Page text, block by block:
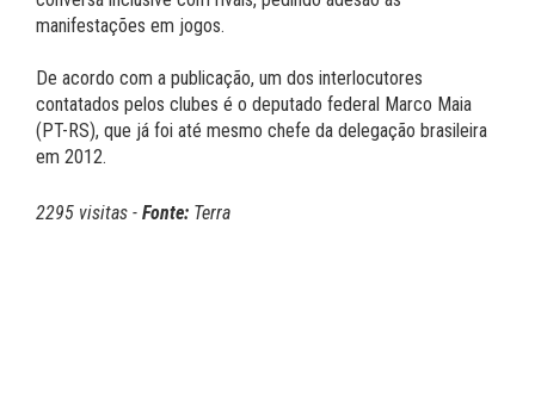
manifestações em jogos.
De acordo com a publicação, um dos interlocutores
contatados pelos clubes é o deputado federal Marco Maia
(PT-RS), que já foi até mesmo chefe da delegação brasileira
em 2012.
2295 visitas - Fonte: Terra